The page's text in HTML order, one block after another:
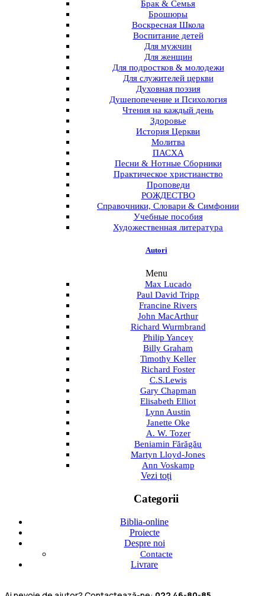
Брак & Семья
Брошюры
Воскресная Школа
Воспитание детей
Для мужчин
Для женщин
Для подростков & молодежи
Для служителей церкви
Духовная поэзия
Душепопечение и Психология
Чтения на каждый день
Здоровье
История Церкви
Молитва
ПАСХА
Песни & Нотные Сборники
Практическое христианство
Проповеди
РОЖДЕСТВО
Справочники, Словари & Симфонии
Учебные пособия
Художественная литература
Autori
Menu
Max Lucado
Paul David Tripp
Francine Rivers
John MacArthur
Richard Wurmbrand
Philip Yancey
Billy Graham
Timothy Keller
Richard Foster
C.S.Lewis
Gary Chapman
Elisabeth Elliot
Lynn Austin
Janette Oke
A. W. Tozer
Beniamin Fărăgău
Martyn Lloyd-Jones
Ann Voskamp
Vezi toți
Categorii
Biblia-online
Proiecte
Despre noi
Contacte
Livrare